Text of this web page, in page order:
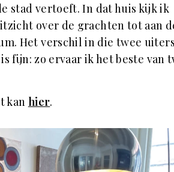
stad vertoeft. In dat huis kijk ik
over de grachten tot aan
Het verschil in die twee
fijn: zo ervaar ik het beste van
kan hier.